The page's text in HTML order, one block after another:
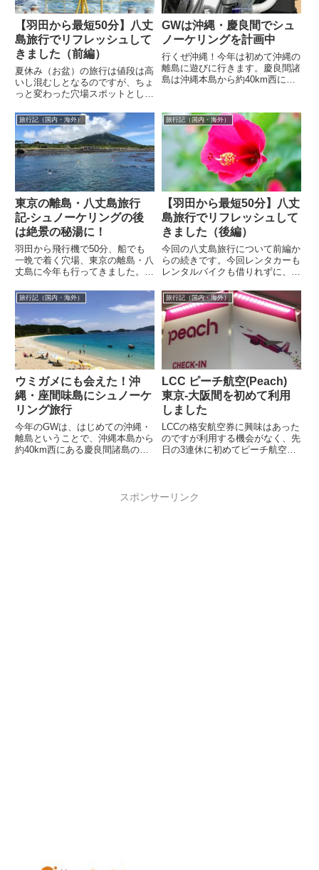
【羽田から最短50分】八丈
島旅行でリフレッシュして
きました（前編）
夏休み（お盆）の旅行は値段は高
いし混むしとなるのですが、ちょ
っと変わった穴場スポットとして
た。飛行機を使えば羽田から50
分程度で行...
GWは沖縄・慶良間でシュ
ノーケリングを計画中
行くぜ沖縄！今年は初めて沖縄の
離島に遊びに行きます。慶良間諸
島は沖縄本島から約40km西にあ
旅行記（国内・海外）
東京の離島・八丈島旅行
記-シュノーケリングの後
は絶景の秘湯に！
羽田から飛行機で50分、船でも
一晩で着く穴場、東京の離島・八
丈島に今年も行ってきました。沖
ではないので、本当に何もないと
ころですが...
旅行記（国内・海外）
【羽田から最短50分】八丈
島旅行でリフレッシュして
きました（後編）
今回の八丈島旅行について前編か
らの続きです。今回レンタカーも
レンタルバイクも借りれずに、海
（三根（みつね）地区）を散策し
た私達ですが...
旅行記（国内・海外）
ウミガメにも会えた！沖
縄・座間味島にシュノーケ
リング旅行
今年のGWは、はじめての沖縄・
離島ということで、沖縄本島から
約40km西にある慶良間諸島の座
旅行記（国内・海外）
LCC ピーチ航空(Peach)
東京-大阪間を初めて利用
しました
LCCの格安航空券に興味はあった
のですが利用する機会がなく、先
日の3連休に初めてピーチ航空
スポンサーリンク